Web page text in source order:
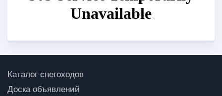
Каталог снегоходов
Доска объявлений